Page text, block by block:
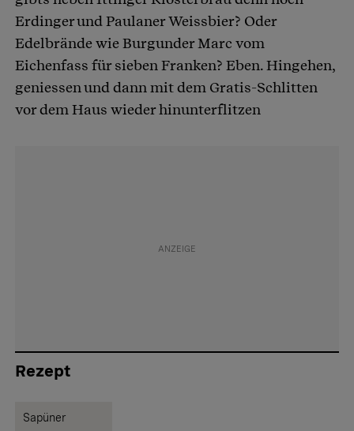
Erdinger und Paulaner Weissbier? Oder
Edelbrände wie Burgunder Marc vom
Eichenfass für sieben Franken? Eben. Hingehen,
geniessen und dann mit dem Gratis-Schlitten
vor dem Haus wieder hinunterflitzen
Rezept
Sapüner